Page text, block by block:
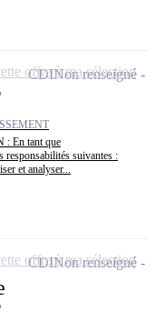
: En tant que
suivantes :
et analyser...
CDINon renseigné
offre à ma sélection
CDINon renseigné
offre à ma sélection